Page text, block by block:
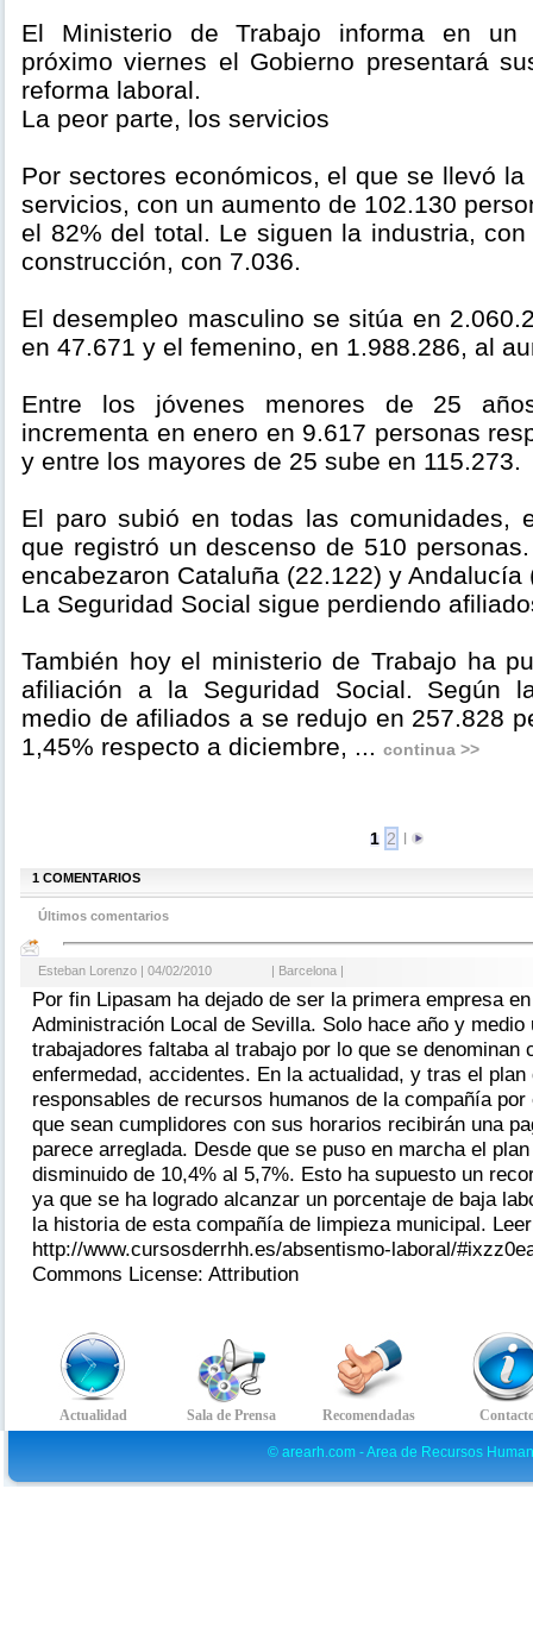
El Ministerio de Trabajo informa en un
próximo viernes el Gobierno presentará
reforma laboral.
La peor parte, los servicios
Por sectores económicos, el que se llevó
servicios, con un aumento de 102.130
el 82% del total. Le siguen la industria,
construcción, con 7.036.
El desempleo masculino se sitúa en
en 47.671 y el femenino, en 1.988.286, al
Entre los jóvenes menores de 25
incrementa en enero en 9.617 personas
y entre los mayores de 25 sube en 115.273.
El paro subió en todas las comunidades,
que registró un descenso de 510
encabezaron Cataluña (22.122) y Andalucía
La Seguridad Social sigue perdiendo
También hoy el ministerio de Trabajo ha
afiliación a la Seguridad Social. Según
medio de afiliados a se redujo en 257.828
1,45% respecto a diciembre, ... continua >>
1 2 l
1 COMENTARIOS
Últimos comentarios
Esteban Lorenzo | 04/02/2010 | Barcelona |
Por fin Lipasam ha dejado de ser la primera empresa
Administración Local de Sevilla. Solo hace año y medio
trabajadores faltaba al trabajo por lo que se denominan
enfermedad, accidentes. En la actualidad, y tras el plan
responsables de recursos humanos de la compañía
que sean cumplidores con sus horarios recibirán una
parece arreglada. Desde que se puso en marcha el
disminuido de 10,4% al 5,7%. Esto ha supuesto un
ya que se ha logrado alcanzar un porcentaje de baja
la historia de esta compañía de limpieza municipal.
http://www.cursosderrhh.es/absentismo-laboral/
Commons License: Attribution
© arearh.com - Area de Recursos